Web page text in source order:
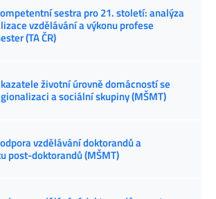
sestra pro 21. století: analýza
vzdělávání a výkonu profese
(TA ČR)
životní úrovně domácností se
a sociální skupiny (MŠMT)
vzdělávání doktorandů a
post-doktorandů (MŠMT)